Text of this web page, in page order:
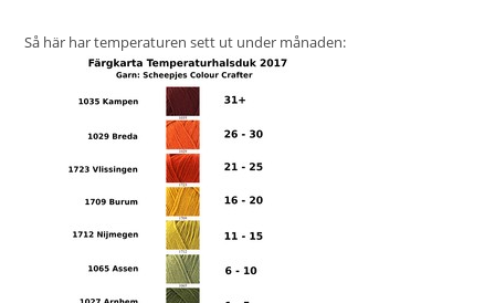
Så här har temperaturen sett ut under månaden: